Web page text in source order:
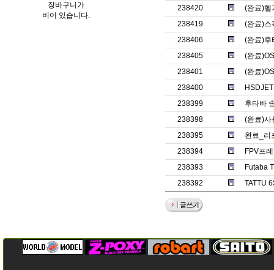
장바구니가
비어 있습니다.
238420
(완료)헬
238419
(완료)스
238406
(완료)후
238405
(완료
238401
(완료
238400
238399
후타바
238398
(완료)사
238395
완료_리
238394
FPV프
238393
Futaba
238392
TATTU